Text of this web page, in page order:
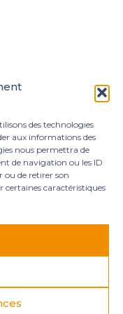
des technologies
aux informations des
nous permettra de
de navigation ou les ID
ou de retirer son
caractéristiques
– 97232 Le